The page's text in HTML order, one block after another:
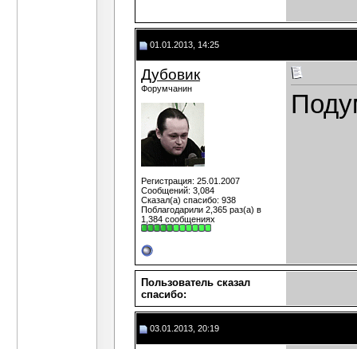
01.01.2013, 14:25
Дубовик
Форумчанин
Регистрация: 25.01.2007
Сообщений: 3,084
Сказал(а) спасибо: 938
Поблагодарили 2,365 раз(а) в
1,384 сообщениях
Пользователь сказал
cпасибо:
03.01.2013, 20:19